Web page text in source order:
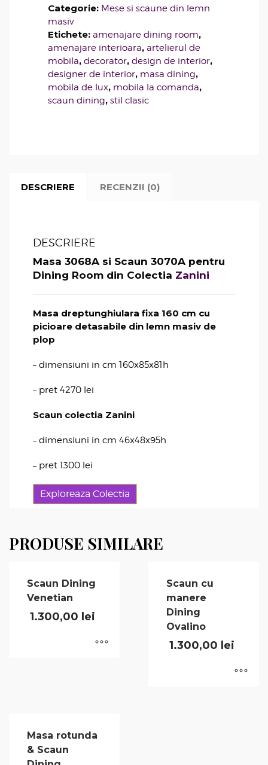
Categorie: Mese si scaune din lemn
masiv
Etichete: amenajare dining room,
amenajare interioara, artelierul de
mobila, decorator, design de interior,
designer de interior, masa dining,
mobila de lux, mobila la comanda,
scaun dining, stil clasic
DESCRIERE RECENZII (0)
DESCRIERE
Masa 3068A si Scaun 3070A pentru
Dining Room din Colectia Zanini
Masa dreptunghiulara fixa 160 cm cu
picioare detasabile din lemn masiv de
plop
– dimensiuni in cm 160x85x81h
– pret 4270 lei
Scaun colectia Zanini
– dimensiuni in cm 46x48x95h
– pret 1300 lei
Exploreaza Colectia
PRODUSE SIMILARE
Scaun Dining
Venetian
1.300,00 lei
Scaun cu
manere
Dining
Ovalino
1.300,00 lei
Masa rotunda
& Scaun